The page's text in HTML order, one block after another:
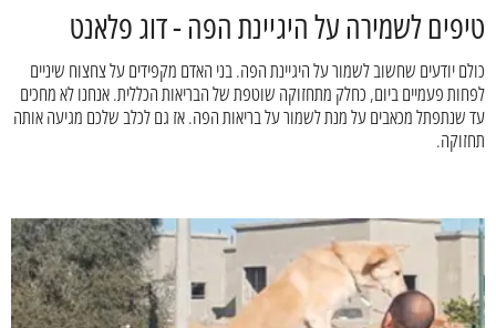
טיפים לשמירה על היגיינת הפה - דוג פלאנט
כולם יודעים שחשוב לשמור על היגיינת הפה. בני האדם מקפידים על צחצוח שיניים
לפחות פעמיים ביום, כחלק מתחזוקה שוטפת של הבריאות הכללית. אנחנו לא מחכים
עד שנתפתל מכאבים על מנת לשמור על בריאות הפה. אז גם לכלב שלכם מגיעה אותה
תחזוקה.